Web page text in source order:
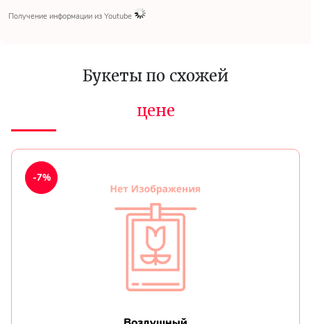
Получение информации из Youtube
Букеты по схожей
цене
-7%